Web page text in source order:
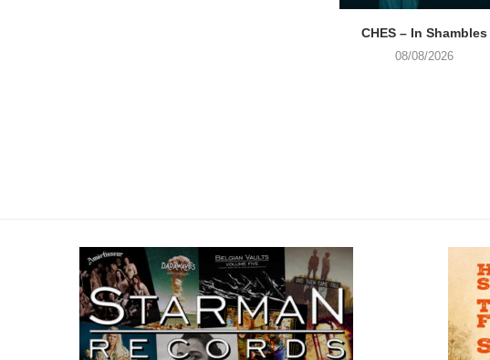
CHES – In Shambles
08/08/2026